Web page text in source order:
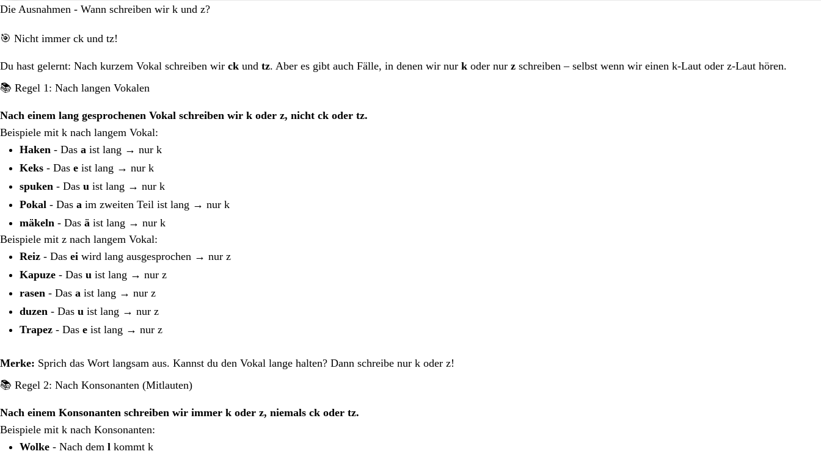
Die Ausnahmen - Wann schreiben wir k und z?
🎯 Nicht immer ck und tz!
Du hast gelernt: Nach kurzem Vokal schreiben wir ck und tz. Aber es gibt auch Fälle, in denen wir nur k oder nur z schreiben – selbst wenn wir einen k-Laut oder z-Laut hören.
📚 Regel 1: Nach langen Vokalen
Nach einem lang gesprochenen Vokal schreiben wir k oder z, nicht ck oder tz.
Beispiele mit k nach langem Vokal:
Haken - Das a ist lang → nur k
Keks - Das e ist lang → nur k
spuken - Das u ist lang → nur k
Pokal - Das a im zweiten Teil ist lang → nur k
mäkeln - Das ä ist lang → nur k
Beispiele mit z nach langem Vokal:
Reiz - Das ei wird lang ausgesprochen → nur z
Kapuze - Das u ist lang → nur z
rasen - Das a ist lang → nur z
duzen - Das u ist lang → nur z
Trapez - Das e ist lang → nur z
Merke: Sprich das Wort langsam aus. Kannst du den Vokal lange halten? Dann schreibe nur k oder z!
📚 Regel 2: Nach Konsonanten (Mitlauten)
Nach einem Konsonanten schreiben wir immer k oder z, niemals ck oder tz.
Beispiele mit k nach Konsonanten:
Wolke - Nach dem l kommt k